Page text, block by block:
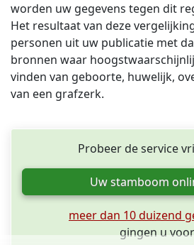
worden uw gegevens tegen dit
Het resultaat van deze
personen uit uw publicatie met
bronnen waar
vinden van geboorte, huwelijk,
van een grafzerk.
Probeer de service
Uw stamboom
meer dan 10 duizend
gingen u